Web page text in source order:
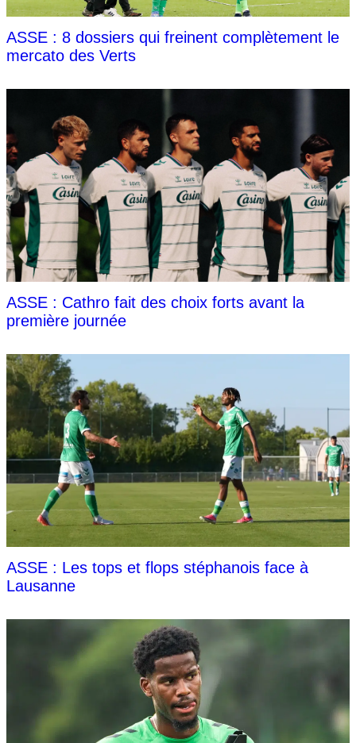
ASSE : 8 dossiers qui freinent complètement le
mercato des Verts
ASSE : Cathro fait des choix forts avant la
première journée
ASSE : Les tops et flops stéphanois face à
Lausanne